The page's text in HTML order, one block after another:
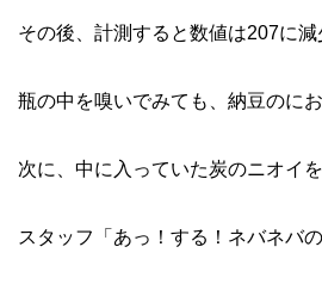
その後、計測すると数値は207に減
瓶の中を嗅いでみても、納豆のにお
次に、中に入っていた炭のニオイを
スタッフ「あっ！する！ネバネバ